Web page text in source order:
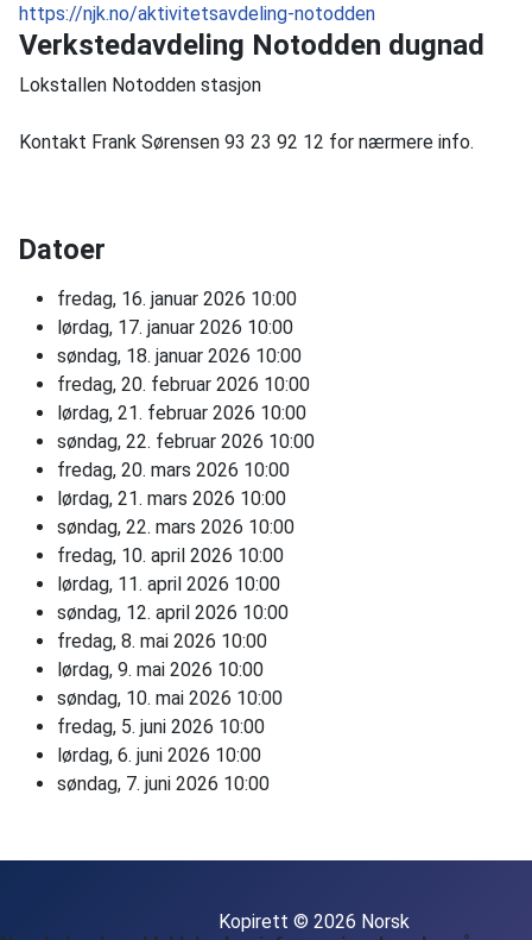
https://njk.no/aktivitetsavdeling-notodden
Verkstedavdeling Notodden dugnad
Lokstallen Notodden stasjon
Kontakt Frank Sørensen 93 23 92 12 for nærmere info.
Datoer
fredag, 16. januar 2026 10:00
lørdag, 17. januar 2026 10:00
søndag, 18. januar 2026 10:00
fredag, 20. februar 2026 10:00
lørdag, 21. februar 2026 10:00
søndag, 22. februar 2026 10:00
fredag, 20. mars 2026 10:00
lørdag, 21. mars 2026 10:00
søndag, 22. mars 2026 10:00
fredag, 10. april 2026 10:00
lørdag, 11. april 2026 10:00
søndag, 12. april 2026 10:00
fredag, 8. mai 2026 10:00
lørdag, 9. mai 2026 10:00
søndag, 10. mai 2026 10:00
fredag, 5. juni 2026 10:00
lørdag, 6. juni 2026 10:00
søndag, 7. juni 2026 10:00
Kopirett © 2026 Norsk